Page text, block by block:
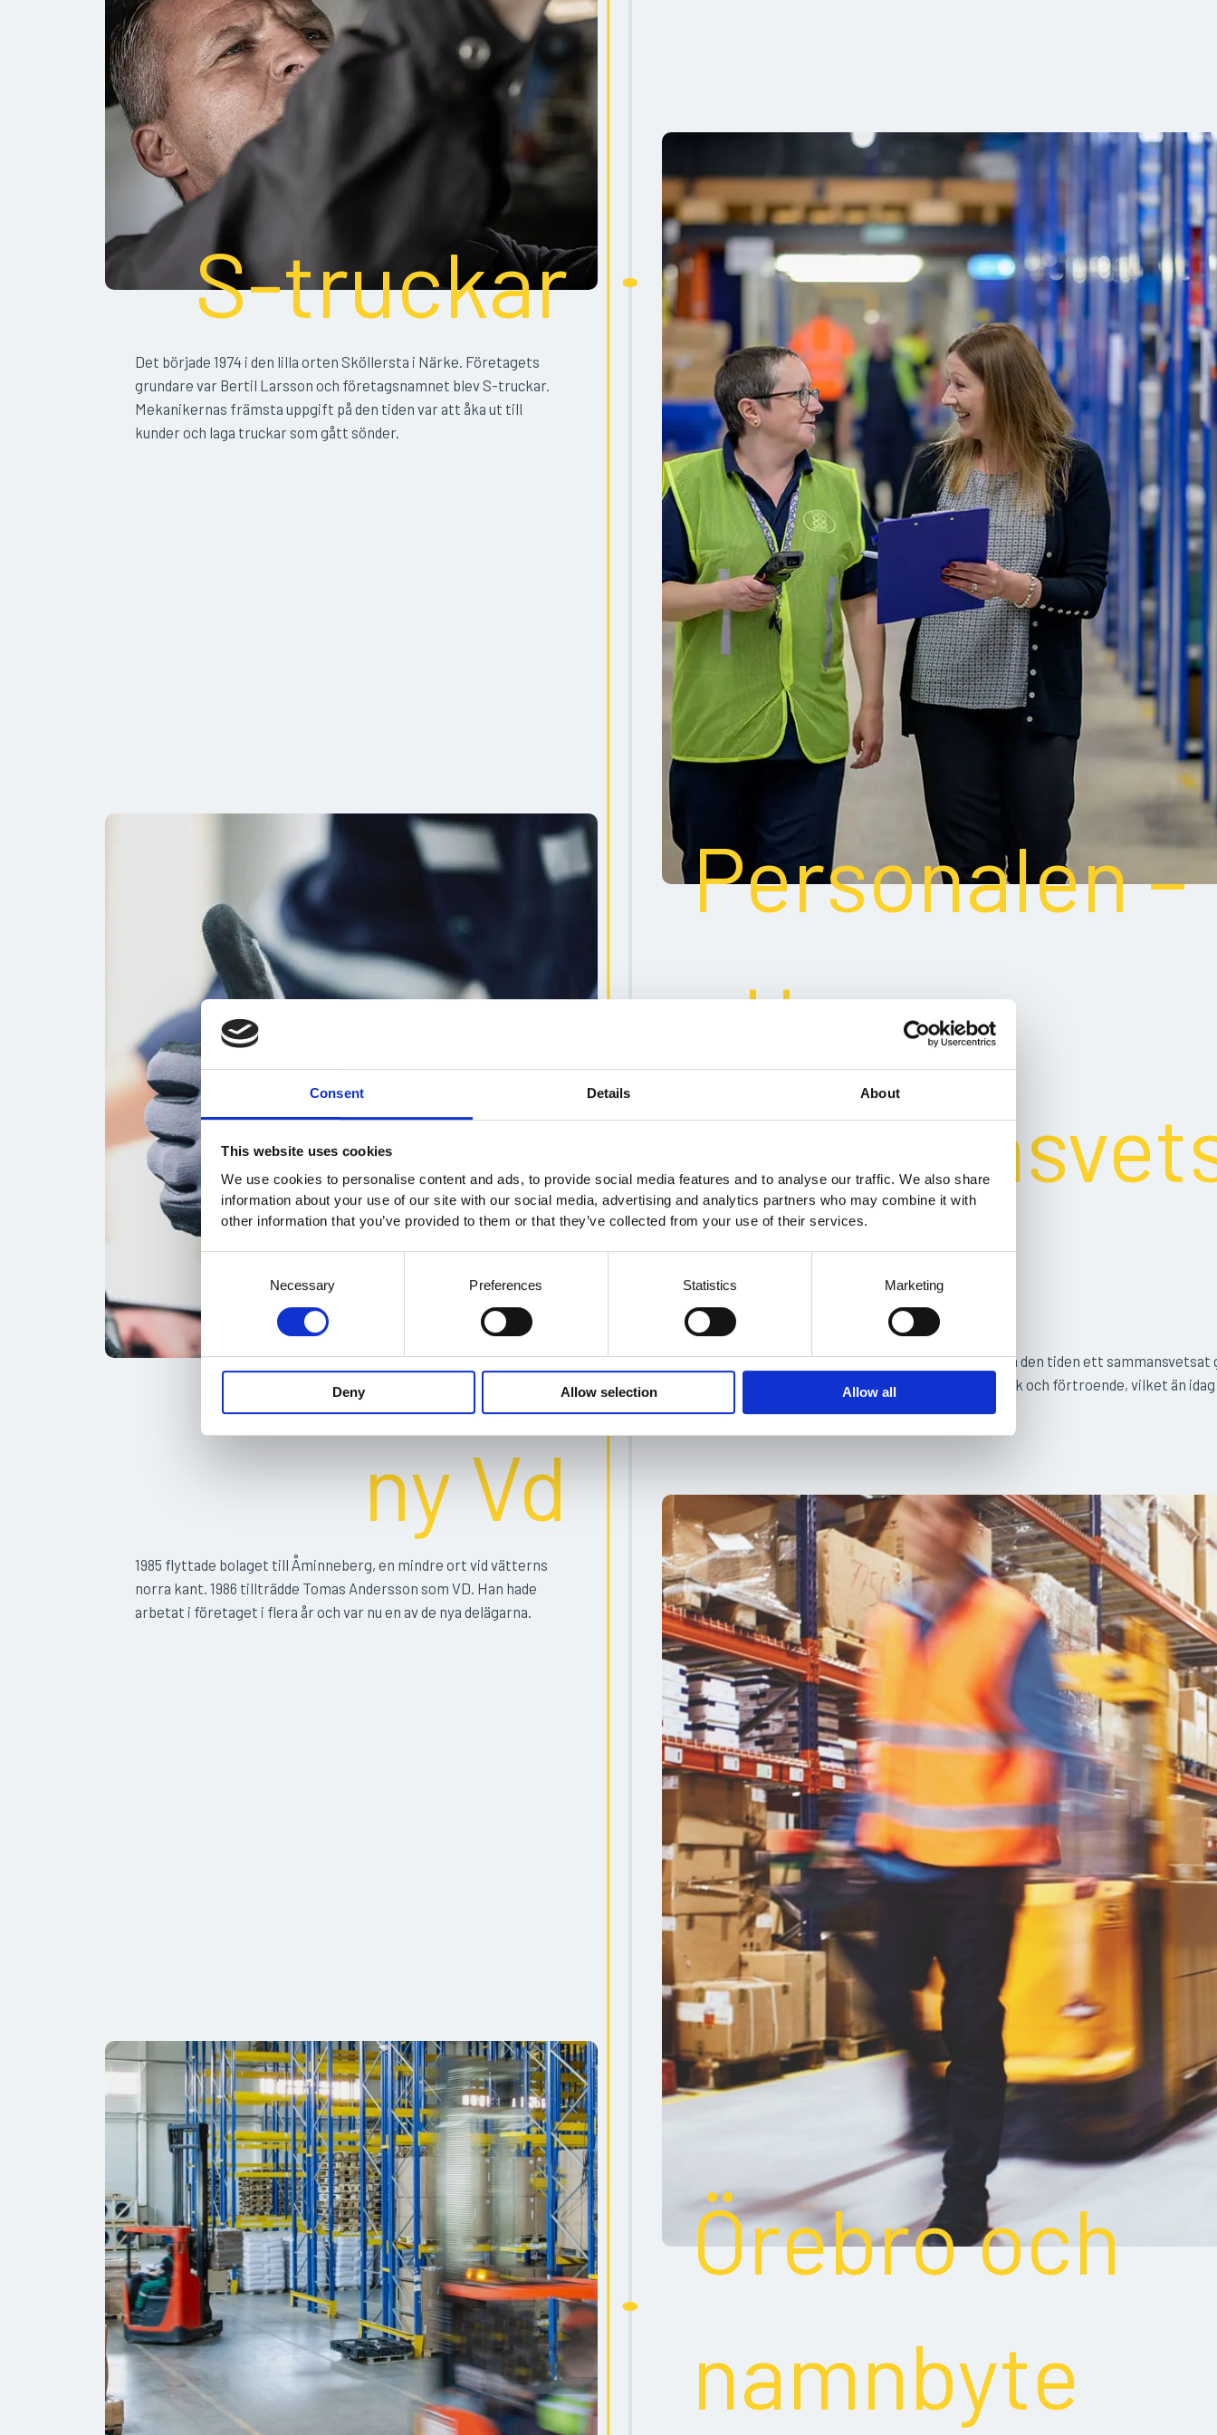
Consent Details About
This website uses cookies
We use cookies to personalise content and ads, to provide social media features and to analyse our traffic. We also share
information about your use of our site with our social media, advertising and analytics partners who may combine it with
other information that you’ve provided to them or that they’ve collected from your use of their services.
n
s
e
o
n
Necessary Preferences Statistics Marketing
Deny Allow selection Allow all
S-truckar
Det började 1974 i den lilla orten Sköllersta i Närke. Företagets
grundare var Bertil Larsson och företagsnamnet blev S-truckar.
Mekanikernas främsta uppgift på den tiden var att åka ut till
kunder och laga truckar som gått sönder.
Personalen –
ett
gäng
Personalen som jobbade på S-truckar var redan på den tiden ett sammansvetsat
atmosfären skapade ökad produktivitet, teamwork och förtroende, vilket än
företaget och varumärket.
Flytt och
ny Vd
1985 flyttade bolaget till Åminneberg, en mindre ort vid vätterns
norra kant. 1986 tillträdde Tomas Andersson som VD. Han hade
arbetat i företaget i flera år och var nu en av de nya delägarna.
Örebro och
namnbyte